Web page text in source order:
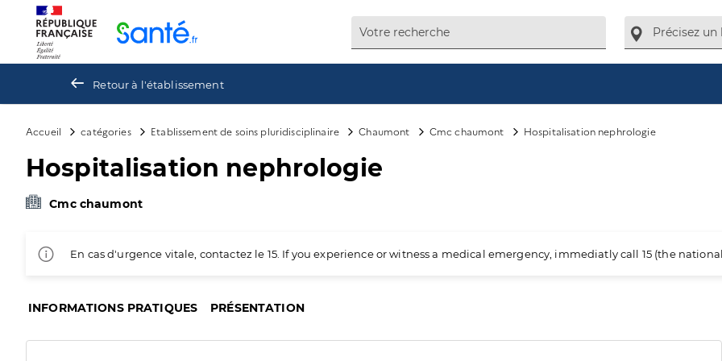
Retour à l'établissement
Accueil catégories Etablissement de soins pluridisciplinaire Chaumont Cmc chaumont Hospitalisation nephrologie
Hospitalisation nephrologie
Cmc chaumont
En cas d'urgence vitale, contactez le 15. If you experience or witness a medical emergency, immediatly call 15 (the
INFORMATIONS PRATIQUES PRÉSENTATION
Panneau de gestion des cookies